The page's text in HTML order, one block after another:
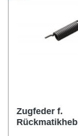
Zugfeder f.
Rückmatikheb